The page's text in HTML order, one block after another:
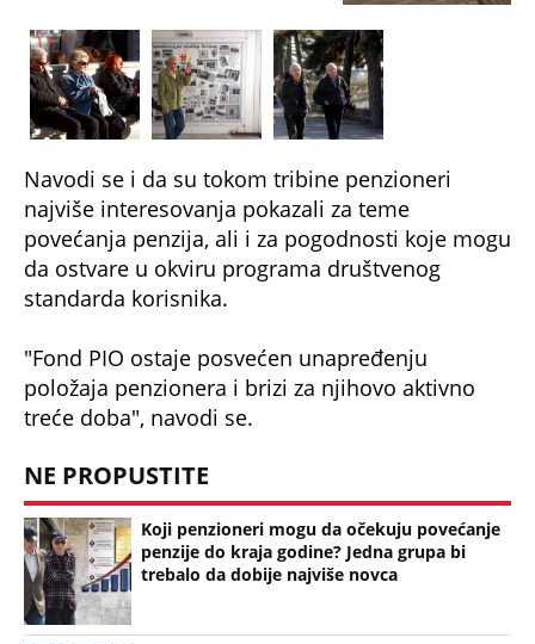
Navodi se i da su tokom tribine penzioneri
najviše interesovanja pokazali za teme
povećanja penzija, ali i za pogodnosti koje mogu
da ostvare u okviru programa društvenog
standarda korisnika.
"Fond PIO ostaje posvećen unapređenju
položaja penzionera i brizi za njihovo aktivno
treće doba", navodi se.
NE PROPUSTITE
Koji penzioneri mogu da očekuju povećanje
penzije do kraja godine? Jedna grupa bi
trebalo da dobije najviše novca